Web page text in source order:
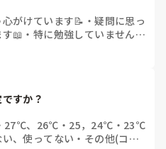
がけています📝 ・疑問に思っ
📖 ・ 特に勉強していません・
すか？
27℃、26℃ ・ 25，24℃ ・ 23℃
、使ってない ・ その他(コメ